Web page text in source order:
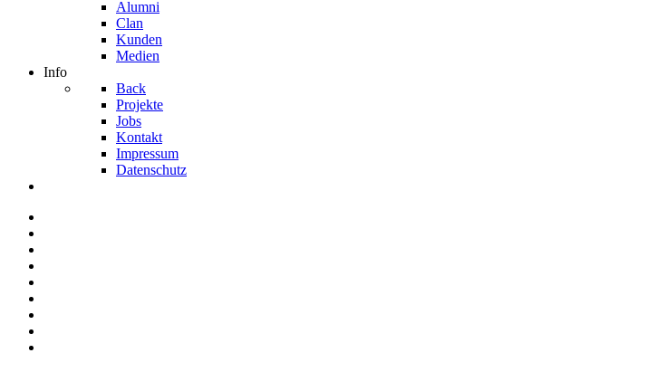
Alumni
Clan
Kunden
Medien
Info
Back
Projekte
Jobs
Kontakt
Impressum
Datenschutz